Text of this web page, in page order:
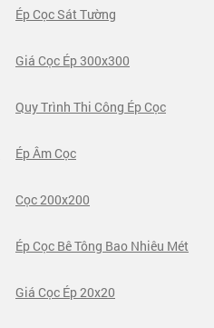
Ép Cọc Sát Tường
Giá Cọc Ép 300x300
Quy Trình Thi Công Ép Cọc
Ép Âm Cọc
Cọc 200x200
Ép Cọc Bê Tông Bao Nhiêu Mét
Giá Cọc Ép 20x20